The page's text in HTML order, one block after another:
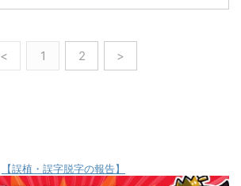
< 1 2 >
【誤植・誤字脱字の報告】